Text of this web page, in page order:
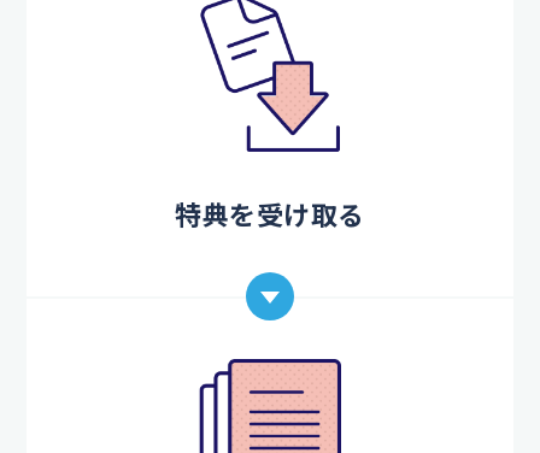
特典を受け取る